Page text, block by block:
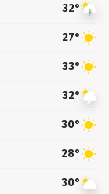
32°
27°
33°
32°
30°
28°
30°